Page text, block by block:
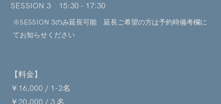
SESSION 3 15:30 - 17:30
【料金】
￥16,000 / 1-2名
※SESSION 3のみ延長可能 延長ご希望の方は予約時備考欄に
てお知らせください